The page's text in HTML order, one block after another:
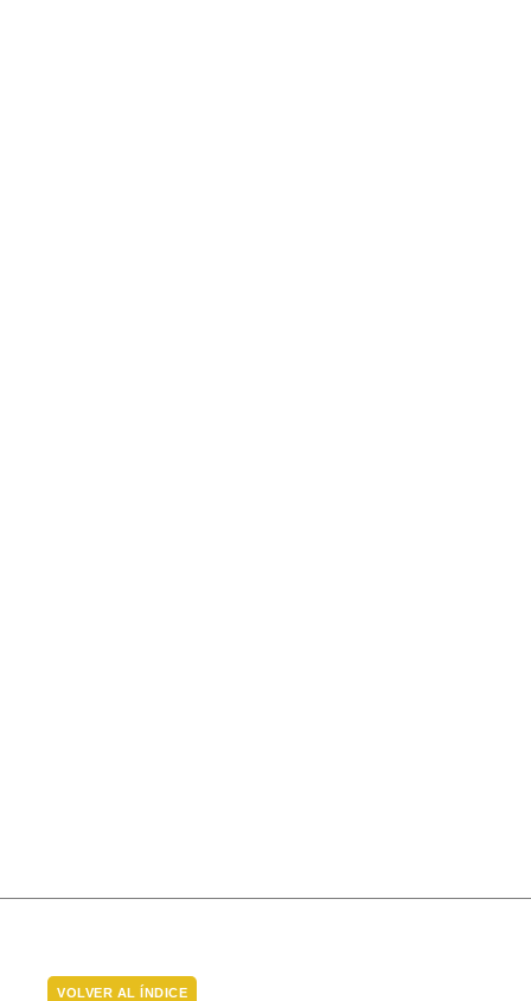
VOLVER AL ÍNDICE